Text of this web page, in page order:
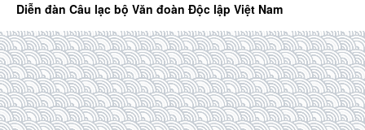
Diễn đàn Câu lạc bộ Văn đoàn Độc lập Việt Nam